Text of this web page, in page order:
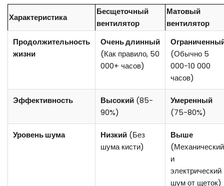
Характеристика
Бесщеточный
вентилятор
Матовый
вентилятор
Продолжительность
жизни
Очень длинный
(Как правило, 50
000+ часов)
(Обычно 5
000-10 000
часов)
Эффективность Высокий (85-
90%)
Умеренный
(75-80%)
Уровень шума Низкий (Без
шума кисти)
Выше
(Механический
и
электрический
шум от щеток)